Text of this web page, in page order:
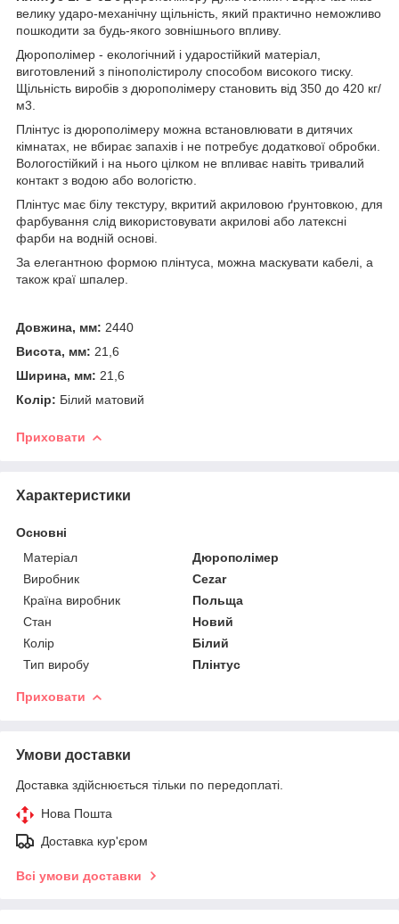
велику ударо-механічну щільність, який практично неможливо
пошкодити за будь-якого зовнішнього впливу.
Дюрополімер - екологічний і ударостійкий матеріал,
виготовлений з пінополістиролу способом високого тиску.
Щільність виробів з дюрополімеру становить від 350 до 420 кг/
м3
Плінтус із дюрополімеру можна встановлювати в дитячих
кімнатах, не вбирає запахів і не потребує додаткової обробки.
Вологостійкий і на нього цілком не впливає навіть тривалий
контакт з водою або вологістю.
Плінтус має білу текстуру, вкритий акриловою ґрунтовкою, для
фарбування слід використовувати акрилові або латексні
фарби на водній основі.
За елегантною формою плінтуса, можна маскувати кабелі, а
також краї шпалер.
Довжина, мм: 2440
Висота, мм: 21,6
Ширина, мм: 21,6
Колір: Білий матовий
Приховати
Характеристики
Основні
Матеріал
Дюрополімер
Виробник
Cezar
Країна виробник
Польща
Стан
Новий
Колір
Білий
Тип виробу
Плінтус
Приховати
Умови доставки
Доставка здійснюється тільки по передоплаті.
Нова Пошта
Доставка кур'єром
Всі умови доставки